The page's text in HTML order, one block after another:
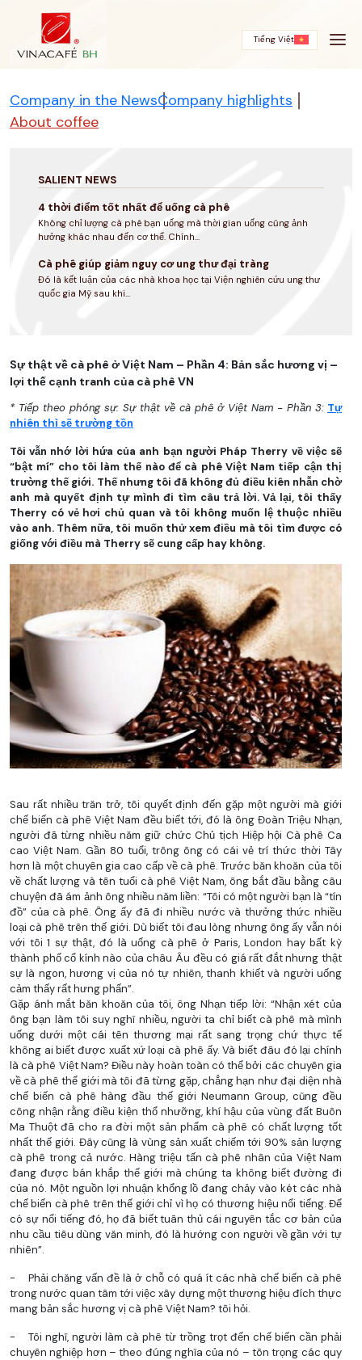
Tiếng Việt
Company in the NewsCompany highlights
About coffee
SALIENT NEWS
4 thời điểm tốt nhất để uống cà phê
Không chỉ lượng cà phê bạn uống mà thời gian uống cũng ảnh
hưởng khác nhau đến cơ thể. Chính...
Cà phê giúp giảm nguy cơ ung thư đại tràng
Đó là kết luận của các nhà khoa học tại Viện nghiên cứu ung thư
quốc gia Mỹ sau khi...
Sự thật về cà phê ở Việt Nam – Phần 4: Bản sắc hương vị –
lợi thế cạnh tranh của cà phê VN
* Tiếp theo phóng sự: Sự thật về cà phê ở Việt Nam - Phần 3: Tự
nhiên thì sẽ trường tồn
Tôi vẫn nhớ lời hứa của anh bạn người Pháp Therry về việc sẽ
“bật mí” cho tôi làm thế nào để cà phê Việt Nam tiếp cận thị
trường thế giới. Thế nhưng tôi đã không đủ điều kiên nhẫn chờ
anh mà quyết định tự mình đi tìm câu trả lời. Vả lại, tôi thấy
Therry có vẻ hơi chủ quan và tôi không muốn lệ thuộc nhiều
vào anh. Thêm nữa, tôi muốn thử xem điều mà tôi tìm được có
giống với điều mà Therry sẽ cung cấp hay không.
Sau rất nhiều trăn trở, tôi quyết định đến gặp một người mà giới
chế biến cà phê Việt Nam đều biết tới, đó là ông Đoàn Triệu Nhạn,
người đã từng nhiều năm giữ chức Chủ tịch Hiệp hội Cà phê Ca
cao Việt Nam. Gần 80 tuổi, trông ông có cái vẻ trí thức thời Tây
hơn là một chuyên gia cao cấp về cà phê. Trước băn khoăn của tôi
về chất lượng và tên tuổi cà phê Việt Nam, ông bắt đầu bằng câu
chuyện đã ám ảnh ông nhiều năm liền: “Tôi có một người bạn là “tín
đồ” của cà phê. Ông ấy đã đi nhiều nước và thưởng thức nhiều
loại cà phê trên thế giới. Dù biết tôi đau lòng nhưng ông ấy vẫn nói
với tôi 1 sự thật, đó là uống cà phê ở Paris, London hay bất kỳ
thành phố cổ kính nào của châu Âu đều có giá rất đắt nhưng thật
sự là ngon, hương vị của nó tự nhiên, thanh khiết và người uống
cảm thấy rất hưng phấn”.
Gặp ánh mắt băn khoăn của tôi, ông Nhạn tiếp lời: “Nhận xét của
ông bạn làm tôi suy nghĩ nhiều, người ta chỉ biết cà phê mà mình
uống dưới một cái tên thương mại rất sang trọng chứ thực tế
không ai biết được xuất xứ loại cà phê ấy. Và biết đâu đó lại chính
là cà phê Việt Nam? Điều này hoàn toàn có thể bởi các chuyên gia
về cà phê thế giới mà tôi đã từng gặp, chẳng hạn như đại diện nhà
chế biến cà phê hàng đầu thế giới Neumann Group, cũng đều
công nhận rằng điều kiện thổ nhưỡng, khí hậu của vùng đất Buôn
Ma Thuột đã cho ra đời một sản phẩm cà phê có chất lượng tốt
nhất thế giới. Đây cũng là vùng sản xuất chiếm tới 90% sản lượng
cà phê trong cả nước. Hàng triệu tấn cà phê nhân của Việt Nam
đang được bán khắp thế giới mà chúng ta không biết đường đi
của nó. Một nguồn lợi nhuận khổng lồ đang chảy vào két các nhà
chế biến cà phê trên thế giới chỉ vì họ có thương hiệu nổi tiếng. Để
có sự nổi tiếng đó, họ đã biết tuân thủ cái nguyên tắc cơ bản của
nhu cầu tiêu dùng văn minh, đó là hướng con người về gần với tự
nhiên”.
- Phải chăng vấn đề là ở chỗ có quá ít các nhà chế biến cà phê
trong nước quan tâm tới việc xây dựng một thương hiệu đích thực
mang bản sắc hương vị cà phê Việt Nam? tôi hỏi.
- Tôi nghĩ, người làm cà phê từ trồng trọt đến chế biến cần phải
chuyên nghiệp hơn – theo đúng nghĩa của nó – tôn trọng các quy